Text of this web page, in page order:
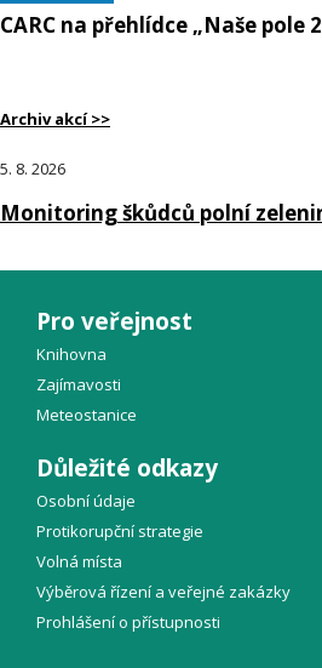
CARC na přehlídce „Naše pole
Archiv akcí >>
5. 8. 2026
Monitoring škůdců polní
Pro veřejnost
Knihovna
Zajímavosti
Meteostanice
Důležité odkazy
Osobní údaje
Protikorupční strategie
Volná místa
Výběrová řízení a veřejné zakázky
Prohlášení o přístupnosti